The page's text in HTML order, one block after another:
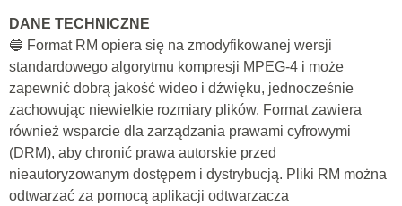
DANE TECHNICZNE
🔵 Format RM opiera się na zmodyfikowanej wersji
standardowego algorytmu kompresji MPEG-4 i może
zapewnić dobrą jakość wideo i dźwięku, jednocześnie
zachowując niewielkie rozmiary plików. Format zawiera
również wsparcie dla zarządzania prawami cyfrowymi
(DRM), aby chronić prawa autorskie przed
nieautoryzowanym dostępem i dystrybucją. Pliki RM można
odtwarzać za pomocą aplikacji odtwarzacza